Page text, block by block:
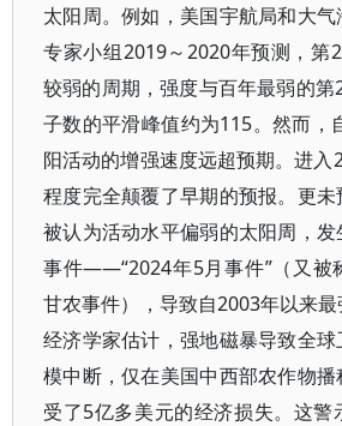
太阳周。例如，美国宇航局和大
专家小组2019～2020年预测，第
较弱的周期，强度与百年最弱的
子数的平滑峰值约为115。然而，
阳活动的增强速度远超预期。进入
程度完全颠覆了早期的预报。更
被认为活动水平偏弱的太阳周，
事件——“2024年5月事件”（又被
甘农事件），导致自2003年以来
经济学家估计，强地磁暴导致全
模中断，仅在美国中西部农作物
受了5亿多美元的经济损失。这警